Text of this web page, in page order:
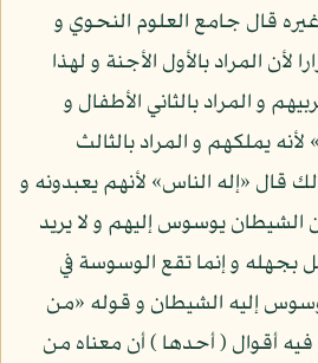
قال جامع العلوم النحوي و
المراد بالأول الأجنة و لهذا
و المراد بالثاني الأطفال و
يملكهم و المراد بالثالث
قال «إله الناس» لأنهم يعبدونه و
الشيطان يوسوس إليهم و لا يريد
بجهله و إنما تقع الوسوسة في
إليه الشيطان و قوله «من
أقوال ( أحدها ) أن معناه من